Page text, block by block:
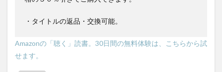
・タイトルの返品・交換可能。
Amazonの「聴く」読書。30日間の無料体験は、こちらから試
せます。